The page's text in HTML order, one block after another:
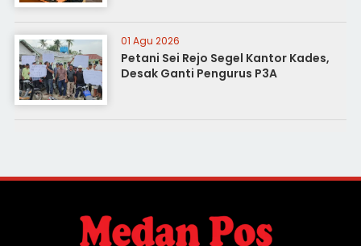
01 Agu 2026
Petani Sei Rejo Segel Kantor Kades,
Desak Ganti Pengurus P3A